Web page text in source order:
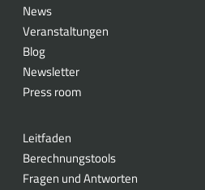
News
Veranstaltungen
Blog
Newsletter
Press room
Leitfaden
Berechnungstools
Fragen und Antworten